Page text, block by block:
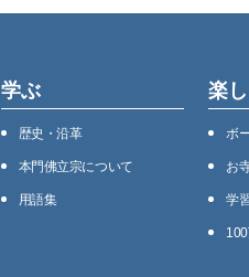
学ぶ
歴史・沿⾰
本⾨佛⽴宗について
用語集
楽
ボ
お
学